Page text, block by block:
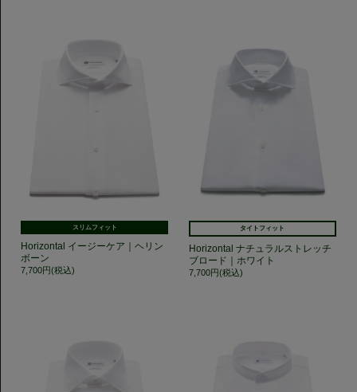
スリムフィット
Horizontal イージーケア｜ヘリン
ボーン
7,700円(税込)
タイトフィット
Horizontal ナチュラルストレッチ
ブロード｜ホワイト
7,700円(税込)